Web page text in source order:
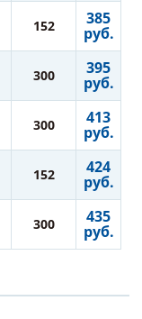
152 385
руб.
300 395
руб.
300 413
руб.
152 424
руб.
300 435
руб.